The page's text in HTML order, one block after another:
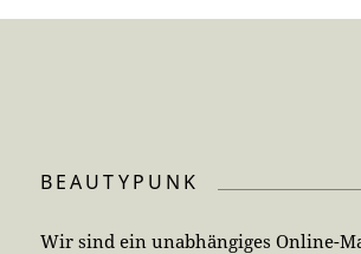
BEAUTYPUNK
Wir sind ein unabhängiges Online-